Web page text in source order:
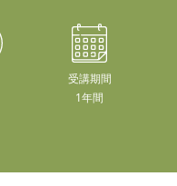
受講期間
1年間